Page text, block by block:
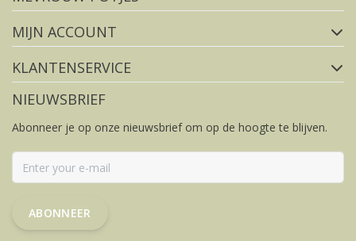
MIJN ACCOUNT
KLANTENSERVICE
NIEUWSBRIEF
Abonneer je op onze nieuwsbrief om op de hoogte te blijven.
ABONNEER